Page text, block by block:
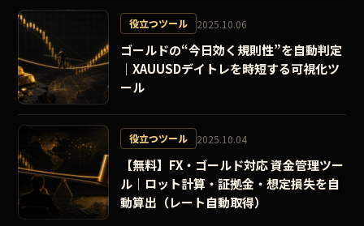
役立つツール 2025.10.06
ゴールドの“今日効く規則性”を自動判定
｜XAUUSDデイトレを時短する可視化ツ
ール
役立つツール 2025.10.04
【無料】FX・ゴールド対応 資金管理ツー
ル｜ロット計算・証拠金・想定損失を自
動算出（レート自動取得）